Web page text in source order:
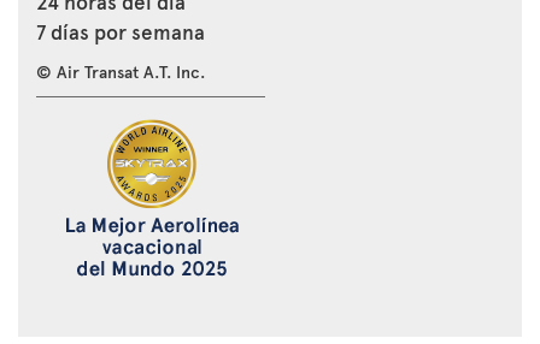
7 días por semana
© Air Transat A.T. Inc.